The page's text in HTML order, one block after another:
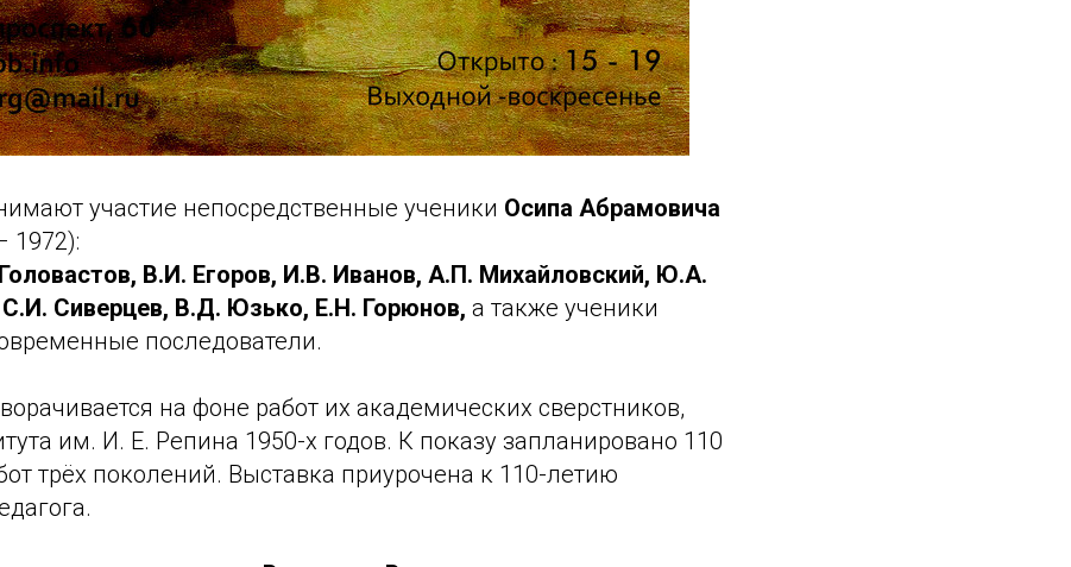
участие непосредственные ученики Осипа Абрамовича
1972):
В.И. Егоров, И.В. Иванов, А.П. Михайловский, Ю.А.
Сиверцев, В.Д. Юзько, Е.Н. Горюнов, а также ученики
последователи.
на фоне работ их академических сверстников,
им. И. Е. Репина 1950-х годов. К показу запланировано 110
трёх поколений. Выставка приурочена к 110-летию